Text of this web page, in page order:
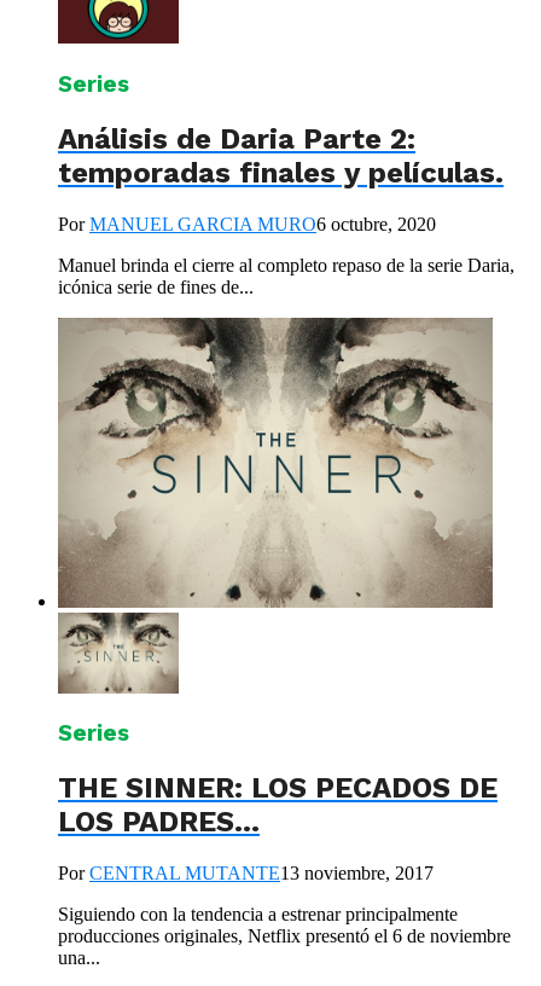
Series
Análisis de Daria Parte 2:
temporadas finales y películas.
PorMANUEL GARCIA MURO6 octubre, 2020
Manuel brinda el cierre al completo repaso de la serie Daria,
icónica serie de fines de...
Series
THE SINNER: LOS PECADOS DE
LOS PADRES…
PorCENTRAL MUTANTE13 noviembre, 2017
Siguiendo con la tendencia a estrenar principalmente
producciones originales, Netflix presentó el 6 de noviembre
una...